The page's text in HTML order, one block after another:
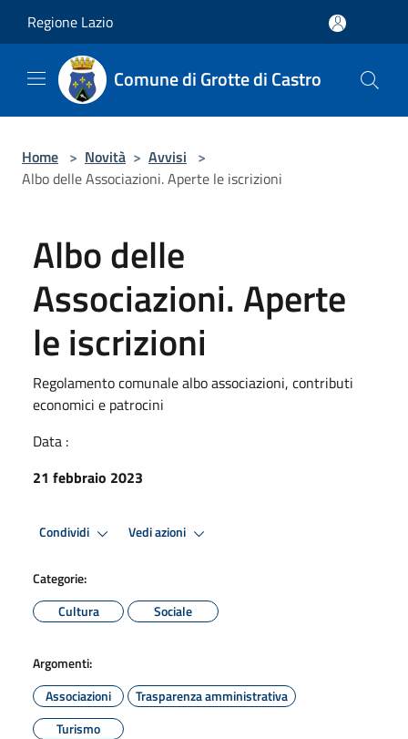
Regione Lazio
Comune di Grotte di Castro
Home > Novità > Avvisi >
Albo delle Associazioni. Aperte le iscrizioni
Albo delle
Associazioni. Aperte
le iscrizioni
Regolamento comunale albo associazioni, contributi
economici e patrocini
Data :
21 febbraio 2023
Condividi Vedi azioni
Categorie:
Cultura
Sociale
Argomenti:
Associazioni
Trasparenza amministrativa
Turismo